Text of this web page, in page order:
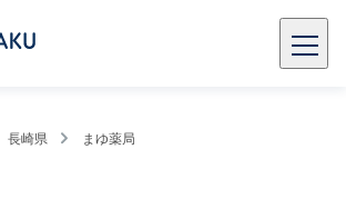
長崎県 まゆ薬局